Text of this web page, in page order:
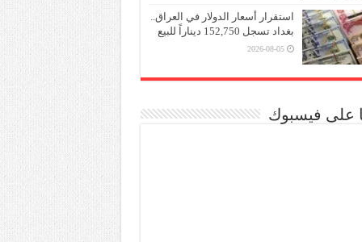
استقرار أسعار الدولار في العراق..
بغداد تسجل 152,750 ديناراً للبيع
2026-08-05
على فيسبوك